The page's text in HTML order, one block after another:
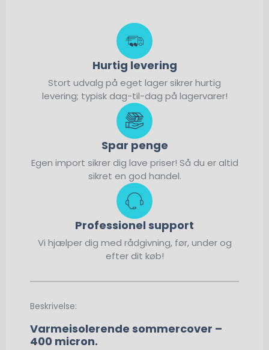
Hurtig levering
Stort udvalg på eget lager sikrer hurtig
levering; typisk dag-til-dag på lagervarer!
Spar penge
Egen import sikrer dig lave priser! Så du er altid
sikret en god handel.
Professionel support
Vi hjælper dig med rådgivning, før, under og
efter dit køb!
Beskrivelse:
Varmeisolerende sommercover –
400 micron.